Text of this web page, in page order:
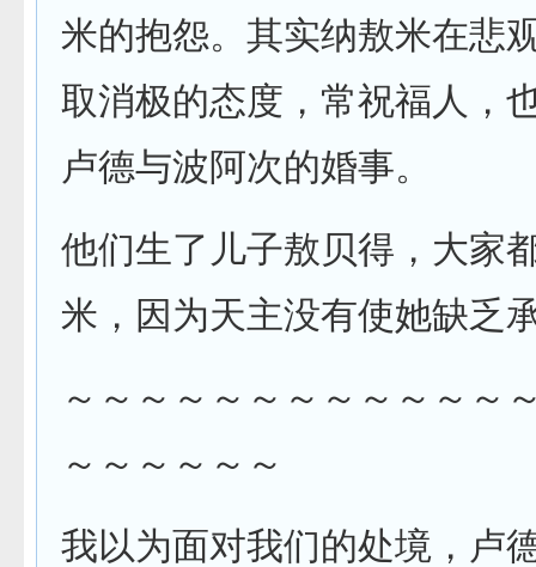
米的抱怨。其实纳敖米在悲
取消极的态度，常祝福人，
卢德与波阿次的婚事。
他们生了儿子敖贝得，大家
米，因为天主没有使她缺乏
～～～～～～～～～～～～
～～～～～～
我以为面对我们的处境，卢